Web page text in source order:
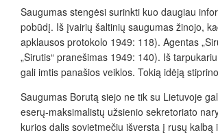
Saugumas stengėsi surinkti kuo daugiau
pobūdį. Iš įvairių šaltinių saugumas žinojo,
apklausos protokolo 1949: 118). Agentas
„Sirutis“ pranešimas 1949: 140). Iš
gali imtis panašios veiklos. Tokią idėją
Saugumas Borutą siejo ne tik su Lietuvoje
eserų-maksimalistų užsienio sekretoriato
kurios dalis sovietmečiu išversta į rusų